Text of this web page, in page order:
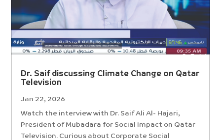
Dr. Saif discussing Climate Change on Qatar
Television
Jan 22, 2026
Watch the interview with Dr. Saif Ali Al- Hajari,
President of Mubadara for Social Impact on Qatar
Television. Curious about Corporate Social